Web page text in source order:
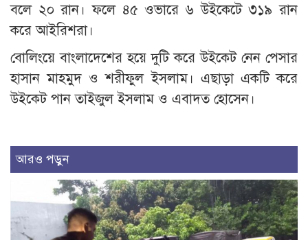
বলে ২০ রান। ফলে ৪৫ ওভারে ৬ উইকেটে ৩১৯ রান
করে আইরিশরা।
বোলিংয়ে বাংলাদেশের হয়ে দুটি করে উইকেট নেন পেসার
হাসান মাহমুদ ও শরীফুল ইসলাম। এছাড়া একটি করে
উইকেট পান তাইজুল ইসলাম ও এবাদত হোসেন।
আরও পড়ুন